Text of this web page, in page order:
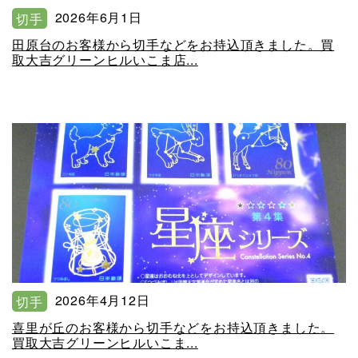
切手
2026年6月1日
田原台のお客様から切手などをお持込頂きました。買
取大吉グリーンヒルいこま店...
切手
2026年4月12日
喜里が丘のお客様から切手などをお持込頂きました。
買取大吉グリーンヒルいこま...